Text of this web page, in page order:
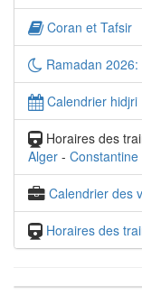
Coran et Tafsir
Ramadan
Calendrier hidjri
Horaires des
Alger - Constantine
Calendrier des
Horaires des